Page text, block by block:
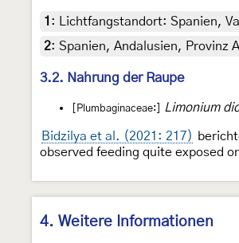
1 : Lichtfangstandort: Spanien,
2: Spanien, Andalusien, Provinz
3.2. Nahrung der Raupe
[Plumbaginaceae:] Limonium
Bidzilya et al. (2021: 217)
observed feeding quite exposed
4. Weitere Informationen